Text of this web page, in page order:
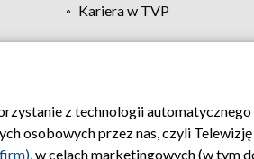
Kariera w TVP
prywatności Moje zgody
z technologii
osobowych przez nas, czyli
, w celach marketingowych (w tym